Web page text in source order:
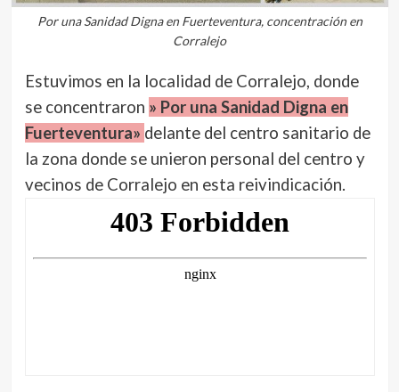
Por una Sanidad Digna en Fuerteventura, concentración en
Corralejo
Estuvimos en la localidad de Corralejo, donde
se concentraron » Por una Sanidad Digna en
Fuerteventura» delante del centro sanitario de
la zona donde se unieron personal del centro y
vecinos de Corralejo en esta reivindicación.